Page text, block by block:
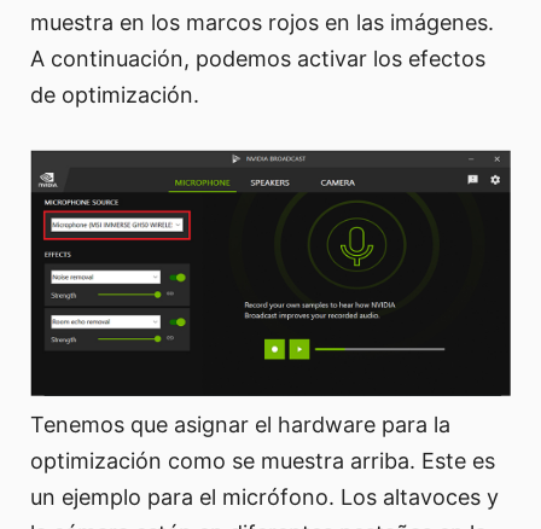
muestra en los marcos rojos en las imágenes.
A continuación, podemos activar los efectos
de optimización.
Tenemos que asignar el hardware para la
optimización como se muestra arriba. Este es
un ejemplo para el micrófono. Los altavoces y